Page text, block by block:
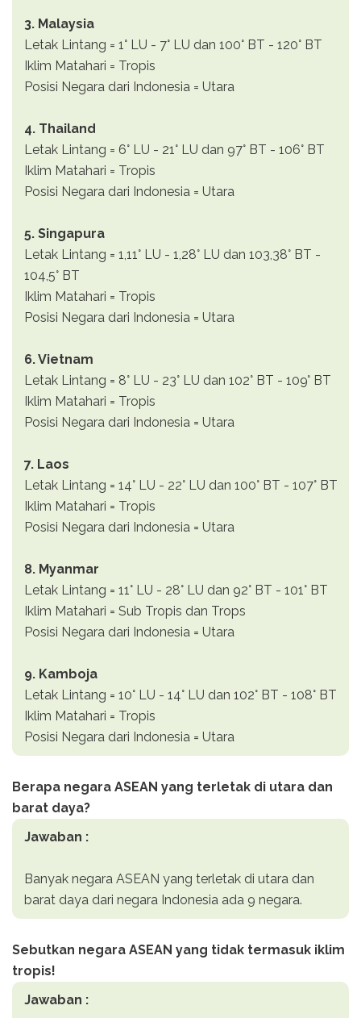
3. Malaysia
Letak Lintang = 1° LU - 7° LU dan 100° BT - 120° BT
Iklim Matahari = Tropis
Posisi Negara dari Indonesia = Utara
4. Thailand
Letak Lintang = 6° LU - 21° LU dan 97° BT - 106° BT
Iklim Matahari = Tropis
Posisi Negara dari Indonesia = Utara
5. Singapura
Letak Lintang = 1,11° LU - 1,28° LU dan 103,38° BT -
104,5° BT
Iklim Matahari = Tropis
Posisi Negara dari Indonesia = Utara
6. Vietnam
Letak Lintang = 8° LU - 23° LU dan 102° BT - 109° BT
Iklim Matahari = Tropis
Posisi Negara dari Indonesia = Utara
7. Laos
Letak Lintang = 14° LU - 22° LU dan 100° BT - 107° BT
Iklim Matahari = Tropis
Posisi Negara dari Indonesia = Utara
8. Myanmar
Letak Lintang = 11° LU - 28° LU dan 92° BT - 101° BT
Iklim Matahari = Sub Tropis dan Trops
Posisi Negara dari Indonesia = Utara
9. Kamboja
Letak Lintang = 10° LU - 14° LU dan 102° BT - 108° BT
Iklim Matahari = Tropis
Posisi Negara dari Indonesia = Utara
Berapa negara ASEAN yang terletak di utara dan
barat daya?
Jawaban :
Banyak negara ASEAN yang terletak di utara dan
barat daya dari negara Indonesia ada 9 negara.
Sebutkan negara ASEAN yang tidak termasuk iklim
tropis!
Jawaban :